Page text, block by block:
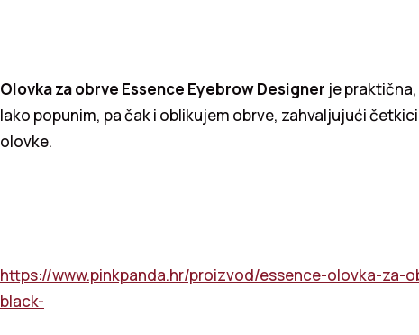
Olovka za obrve Essence Eyebrow Designer je
lako popunim, pa čak i oblikujem obrve, zahvaljujući
olovke.
https://www.pinkpanda.hr/proizvod/essence-olovka-za-
black-